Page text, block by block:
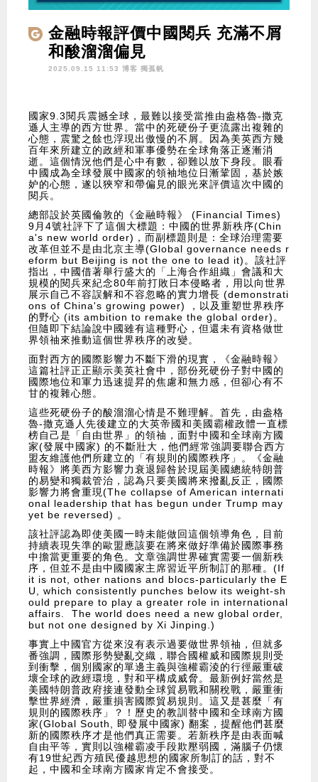
金融時報評價中國閱兵 充滿不屑
和酸溜溜偏見
2025.09.15 11:53 博客 獨孤帆
國家9.3閱兵震撼全球，最難以接受當推由盎格魯-撒克
遜人主導的西方世界。當中的死硬份子更流露出複雜的
心態，震驚之餘也浮現出傲慢的不屑。因為美英西方幾
百年來所建立的政經和軍事優勢在全球角落正逐漸消
逝。這個情況他們是心中有數，卻難以放下身段。眼看
中國成為全球發展中國家的領袖地位日漸鞏固，基於嫉
妒的心態，遂以狹窄和帶偏見的眼光來評價這次中國的
閱兵。
總部設於英國倫敦的《金融時報》 (Financial Times)
9月4號社評下了這個大標題：中國的世界新秩序(Chin
a's new world order)，而副標題則是：全球治理需要
改革但並不是由北京主導(Global governance needs r
eform but Beijing is not the one to lead it)。該社評
指出，中國借著舉行盛大的「上海合作組織」會議和大
規模的閱兵來紀念80年前打敗日本侵略者，用以向世界
展示自己不容誤解和不容忽略的實力增長 (demonstrati
ons of China's growing power) ，以及重塑世界秩序
的野心 (its ambition to remake the global order)。
但隨即下結論說中國雖有這種野心，但還未有資格做世
界領䄂來推動這個世界秩序的改變。
面對西方的國際影響力不斷下滑的現實，《金融時報》
這篇社評正正顯示美英社會中，部份死硬份子對中國的
國際地位和軍力迅速提昇的焦慮和無力感，但卻心有不
甘的複雜心態。
這些死硬份子的酸溜溜心情是不難理解。首先，由盎格
魯-撒克遜人先後建立的大英帝國和美國霸權政體一直標
榜自己是「自由世界」的領䄂，面對中國和全球南方國
家(發展中國家) 的不斷壯大，他們經常強調要聯合西方
盟友維護他們所建立的「有規則的國際秩序」。《金融
時報》將美西方影響力衰退歸咎於現屆美國總統特朗普
的易變和獨裁管治，認為只要美國將來撥亂反正，國際
影響力將會重現(The collapse of American internati
onal leadership that has begun under Trump may
yet be reversed) 。
該社評認為即使美國一時未能做回這個領導角色，目前
持續表現失準的歐盟應該要在將來做好準備於國際事務
中擔當更重要的角色。文章強調世界確實需要一個新秩
序，但並不是由中國國家主席習近平所制訂的那種。(If
it is not, other nations and blocs-particularly the E
U, which consistently punches below its weight-sh
ould prepare to play a greater role in international
affairs. The world does need a new global order,
but not one designed by Xi Jinping.)
事實上中國官方從來沒有表示過要做世界領䄂，但就多
番強調，國際形勢變亂交織，聯合國權威和國際規則受
到衝擊，個別國家的單邊主義與強權霸淩的行徑嚴重破
壞全球的政經環境，對和平構成威脅。最新例好當然是
美國特朗普政府接連發動全球貿易戰和關稅戰，嚴重衝
擊世界經濟，嚴重損害國際貿易規則。這又是甚麼「有
規則的國際秩序」？！歷史的教訓替中國和全球南方國
家(Global South, 即發展中國家) 翻案，提醒他們甚麼
新的國際秩序才是他們真正需要。若新秩序是由表面喊
自由平等，實則以強權霸凌手段欺壓弱國，滿腦子仍懷
有19世紀西方殖民優越思想的國家所制訂的話，對不
起，中國和全球南方國家肯定不會接受。